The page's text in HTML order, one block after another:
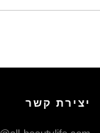
יצירת קשר